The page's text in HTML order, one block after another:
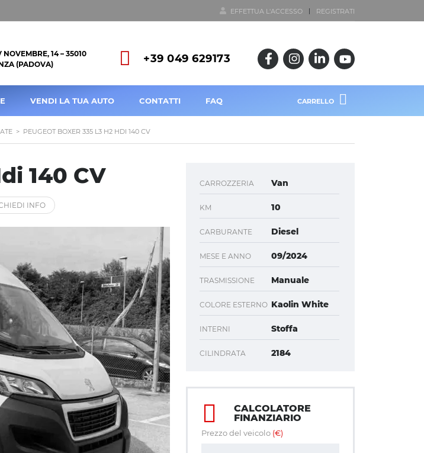
EFFETTUA L'ACCESSO REGISTRATI
+39 049 629173
NOVEMBRE, 14 – 35010
(PADOVA)
CARRELLO
VENDI LA TUA AUTO CONTATTI FAQ
> PEUGEOT BOXER 335 L3 H2 HDI 140 CV
140 CV
INFO
CARROZZERIA Van
KM 10
CARBURANTE Diesel
MESE E ANNO 09/2024
TRASMISSIONE Manuale
COLORE ESTERNO Kaolin White
INTERNI Stoffa
CILINDRATA 2184
CALCOLATORE
FINANZIARIO
Prezzo del veicolo (€)